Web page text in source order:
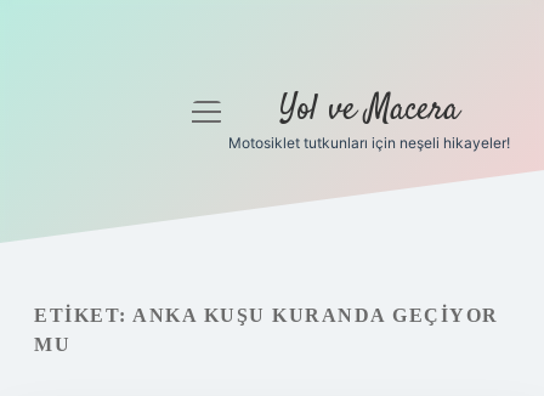
Gizlilik Politikası
Hakkımızda
menüyü
Yol ve Macera
Motosiklet tutkunları için neşeli hikayeler!
ETIKET: ANKA KUŞU KURANDA GEÇIYOR
MU